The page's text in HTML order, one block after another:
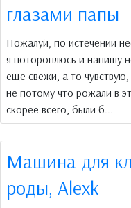
глазами папы
Пожалуй, по истечении
я потороплюсь и напишу
еще свежи, а то
не потому что рожали в
скорее всего, были б...
Машина для
роды, Alexk